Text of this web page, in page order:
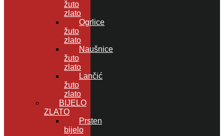
žuto
zlato
Ogrlice
žuto
zlato
Naušnice
žuto
zlato
Lančić
žuto
zlato
BIJELO
ZLATO
Prsten
bijelo